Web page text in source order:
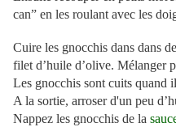
can” en les roulant avec les
Cuire les gnocchis dans dans
filet d’huile d’olive. Mélanger
Les gnocchis sont cuits quand
A la sortie, arroser d'un peu
Nappez les gnocchis de la